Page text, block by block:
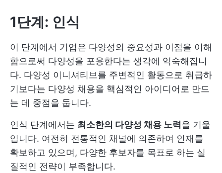
1단계: 인식
이 단계에서 기업은 다양성의 중요성과 이점을 이해
함으로써 다양성을 포용한다는 생각에 익숙해집니
다. 다양성 이니셔티브를 주변적인 활동으로 취급하
기보다는 다양성 채용을 핵심적인 아이디어로 만드
는 데 중점을 둡니다.
인식 단계에서는 최소한의 다양성 채용 노력 을 기울
입니다. 여전히 전통적인 채널에 의존하여 인재를
확보하고 있으며, 다양한 후보자를 목표로 하는 실
질적인 전략이 부족합니다.